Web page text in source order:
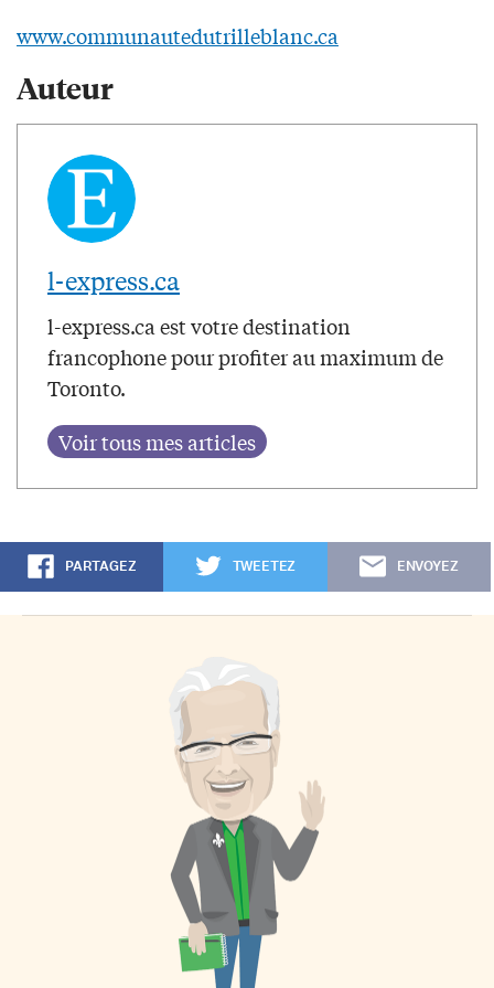
www.communautedutrilleblanc.ca
Auteur
l-express.ca
l-express.ca est votre destination
francophone pour profiter au maximum de
Toronto.
PARTAGEZ TWEETEZ ENVOYEZ